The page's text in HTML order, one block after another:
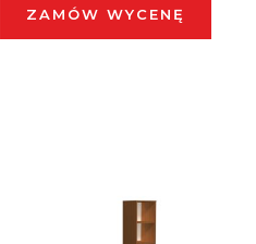
ZAMÓW WYCENĘ